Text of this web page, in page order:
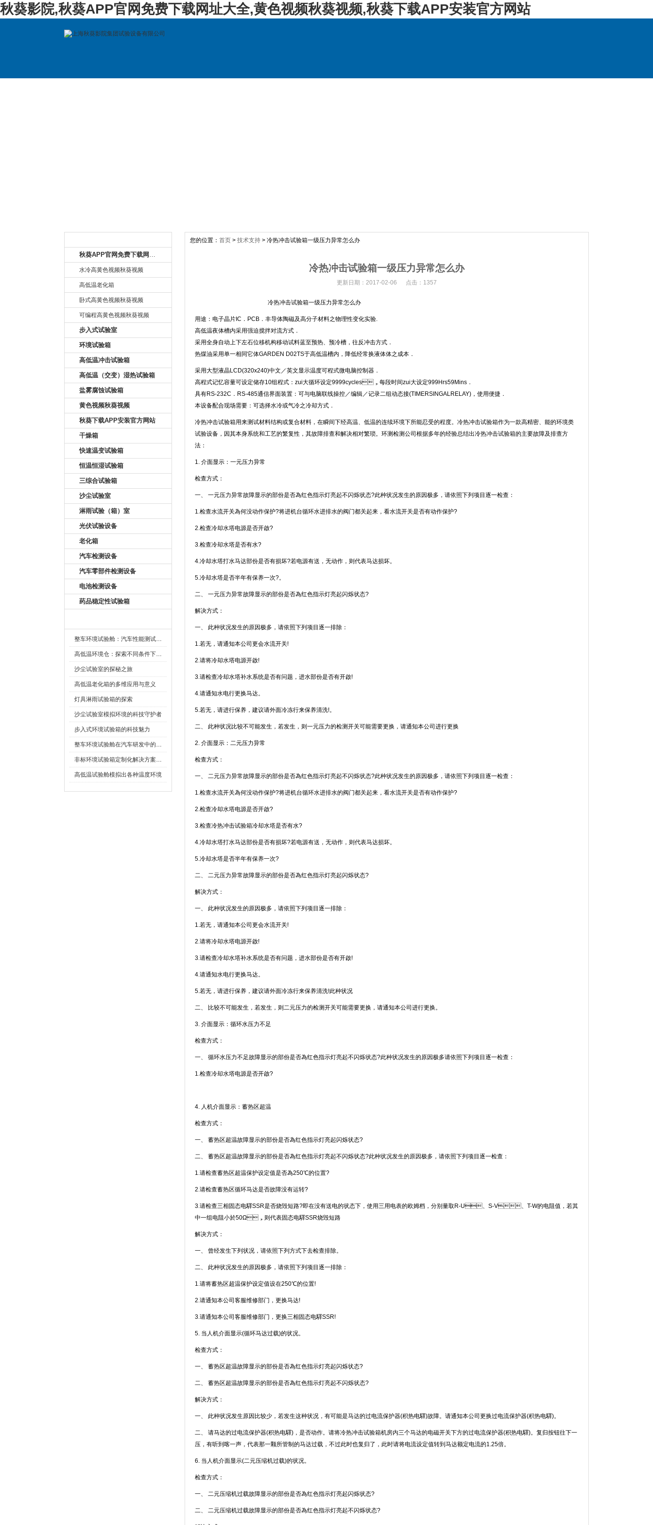
秋葵影院,秋葵APP官网免费下载网址大全,黄色视频秋葵视频,秋葵下载APP安装官方网站
秋葵APP官网免费下载网址大全
水冷高黄色视频秋葵视频
高低温老化箱
卧式高黄色视频秋葵视频
可编程高黄色视频秋葵视频
步入式试验室
环境试验箱
高低温冲击试验箱
高低温（交变）湿热试验箱
盐雾腐蚀试验箱
黄色视频秋葵视频
秋葵下载APP安装官方网站
干燥箱
快速温变试验箱
恒温恒湿试验箱
三综合试验箱
沙尘试验室
淋雨试验（箱）室
光伏试验设备
老化箱
汽车检测设备
汽车零部件检测设备
电池检测设备
药品稳定性试验箱
整车环境试验舱：汽车性能测试的设备
高低温环境仓：探索不同条件下的科学奥秘
沙尘试验室的探秘之旅
高低温老化箱的多维应用与意义
灯具淋雨试验箱的探索
沙尘试验室模拟环境的科技守护者
步入式环境试验箱的科技魅力
整车环境试验舱在汽车研发中的作用
非标环境试验箱定制化解决方案在可靠性测试中的重要性
高低温试验舱模拟出各种温度环境
您的位置： 首页 > 技术支持 > 冷热冲击试验箱一级压力异常怎么办
冷热冲击试验箱一级压力异常怎么办
更新日期：2017-02-06 点击：1357
冷热冲击试验箱一级压力异常怎么办
用途：电子晶片IC．PCB．丰导体陶磁及高分子材料之物理性变化实验.
高低温夜体槽内采用强迫搅拌对流方式．
采用全身自动上下左石位移机构移动试料蓝至预热、预冷槽，往反冲击方式．
热煤油采用单一相同它体GARDEN D02TS于高低温槽内，降低经常换液体体之成本．
采用大型液晶LCD(320x240)中文／英文显示温度可程式微电脑控制器．
高程式记忆容量可设定储存10组程式：zui大循环设定9999cycles，每段时间zui大设定999Hrs59Mins．
具有RS-232C．RS-485通信界面装置：可与电脑联线操控／编辑／记录二组动态接(TIMERSINGALRELAY)，使用便捷．
本设备配合现场需要：可选择水冷或气冷之冷却方式．
冷热冲击试验箱用来测试材料结构或复合材料，在瞬间下经高温、低温的连续环境下所能忍受的程度。冷热冲击试验箱作为一款高精密、能的环境类
试验设备，因其本身系统和工艺的繁复性，其故障排查和解决相对繁琐。环测检测公司根据多年的经验总结出冷热冲击试验箱的主要故障及排查方
法：
1. 介面显示：一元压力异常
检查方式：
一、 一元压力异常故障显示的部份是否為红色指示灯亮起不闪烁状态?此种状况发生的原因极多，请依照下列项目逐一检查：
1.检查水流开关為何没动作保护?将进机台循环水进排水的阀门都关起来，看水流开关是否有动作保护?
2.检查冷却水塔电源是否开啟?
3.检查冷却水塔是否有水?
4.冷却水塔打水马达部份是否有损坏?若电源有送，无动作，则代表马达损坏。
5.冷却水塔是否半年有保养一次?。
二、 一元压力异常故障显示的部份是否為红色指示灯亮起闪烁状态?
解决方式：
一、 此种状况发生的原因极多，请依照下列项目逐一排除：
1.若无，请通知本公司更会水流开关!
2.请将冷却水塔电源开啟!
3.请检查冷却水塔补水系统是否有问题，进水部份是否有开啟!
4.请通知水电行更换马达。
5.若无，请进行保养，建议请外面冷冻行来保养清洗!。
二、 此种状况比较不可能发生，若发生，则一元压力的检测开关可能需要更换，请通知本公司进行更换
2. 介面显示：二元压力异常
检查方式：
一、 二元压力异常故障显示的部份是否為红色指示灯亮起不闪烁状态?此种状况发生的原因极多，请依照下列项目逐一检查：
1.检查水流开关為何没动作保护?将进机台循环水进排水的阀门都关起来，看水流开关是否有动作保护?
2.检查冷却水塔电源是否开啟?
3.检查冷热冲击试验箱冷却水塔是否有水?
4.冷却水塔打水马达部份是否有损坏?若电源有送，无动作，则代表马达损坏。
5.冷却水塔是否半年有保养一次?
二、 二元压力异常故障显示的部份是否為红色指示灯亮起闪烁状态?
解决方式：
一、 此种状况发生的原因极多，请依照下列项目逐一排除：
1.若无，请通知本公司更会水流开关!
2.请将冷却水塔电源开啟!
3.请检查冷却水塔补水系统是否有问题，进水部份是否有开啟!
4.请通知水电行更换马达。
5.若无，请进行保养，建议请外面冷冻行来保养清洗!此种状况
二、 比较不可能发生，若发生，则二元压力的检测开关可能需要更换，请通知本公司进行更换。
3. 介面显示：循环水压力不足
检查方式：
一、 循环水压力不足故障显示的部份是否為红色指示灯亮起不闪烁状态?此种状况发生的原因极多请依照下列项目逐一检查：
1.检查冷却水塔电源是否开啟?
4. 人机介面显示：蓄热区超温
检查方式：
一、 蓄热区超温故障显示的部份是否為红色指示灯亮起闪烁状态?
二、 蓄热区超温故障显示的部份是否為红色指示灯亮起不闪烁状态?此种状况发生的原因极多，请依照下列项目逐一检查：
1.请检查蓄热区超温保护设定值是否為250℃的位置?
2.请检查蓄热区循环马达是否故障没有运转?
3.请检查三相固态电驛SSR是否烧毁短路?即在没有送电的状态下，使用三用电表的欧姆档，分别量取R-U、S-V、T-W的电阻值，若其
中一组电阻小於50Ω，则代表固态电驛SSR烧毁短路
解决方式：
一、 曾经发生下列状况，请依照下列方式下去检查排除。
二、 此种状况发生的原因极多，请依照下列项目逐一排除：
1.请将蓄热区超温保护设定值设在250℃的位置!
2.请通知本公司客服维修部门，更换马达!
3.请通知本公司客服维修部门，更换三相固态电驛SSR!
5. 当人机介面显示(循环马达过载)的状况。
检查方式：
一、 蓄热区超温故障显示的部份是否為红色指示灯亮起闪烁状态?
二、 蓄热区超温故障显示的部份是否為红色指示灯亮起不闪烁状态?
解决方式：
一、 此种状况发生原因比较少，若发生这种状况，有可能是马达的过电流保护器(积热电驛)故障。请通知本公司更换过电流保护器(积热电驛)。
二、 请马达的过电流保护器(积热电驛)，是否动作。请将冷热冲击试验箱机房内三个马达的电磁开关下方的过电流保护器(积热电驛)。复归按钮往下一
压，有听到喀一声，代表那一颗所管制的马达过载，不过此时也复归了，此时请将电流设定值转到马达额定电流的1.25倍。
6. 当人机介面显示(二元压缩机过载)的状况。
检查方式：
一、 二元压缩机过载故障显示的部份是否為红色指示灯亮起闪烁状态?
二、 二元压缩机过载故障显示的部份是否為红色指示灯亮起不闪烁状态?